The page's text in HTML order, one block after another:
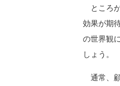
ところ
効果が期
の世界観
しょう。
通常、